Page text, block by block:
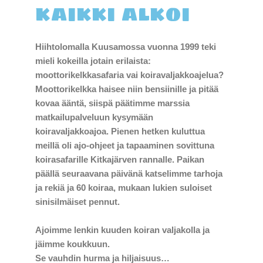
kaikki alkoi
Hiihtolomalla Kuusamossa vuonna 1999 teki
mieli kokeilla jotain erilaista:
moottorikelkkasafaria vai koiravaljakkoajelua?
Moottorikelkka haisee niin bensiinille ja pitää
kovaa ääntä, siispä päätimme marssia
matkailupalveluun kysymään
koiravaljakkoajoa. Pienen hetken kuluttua
meillä oli ajo-ohjeet ja tapaaminen sovittuna
koirasafarille Kitkajärven rannalle. Paikan
päällä seuraavana päivänä katselimme tarhoja
ja rekiä ja 60 koiraa, mukaan lukien suloiset
sinisilmäiset pennut.
Ajoimme lenkin kuuden koiran valjakolla ja
jäimme koukkuun.
Se vauhdin hurma ja hiljaisuus…